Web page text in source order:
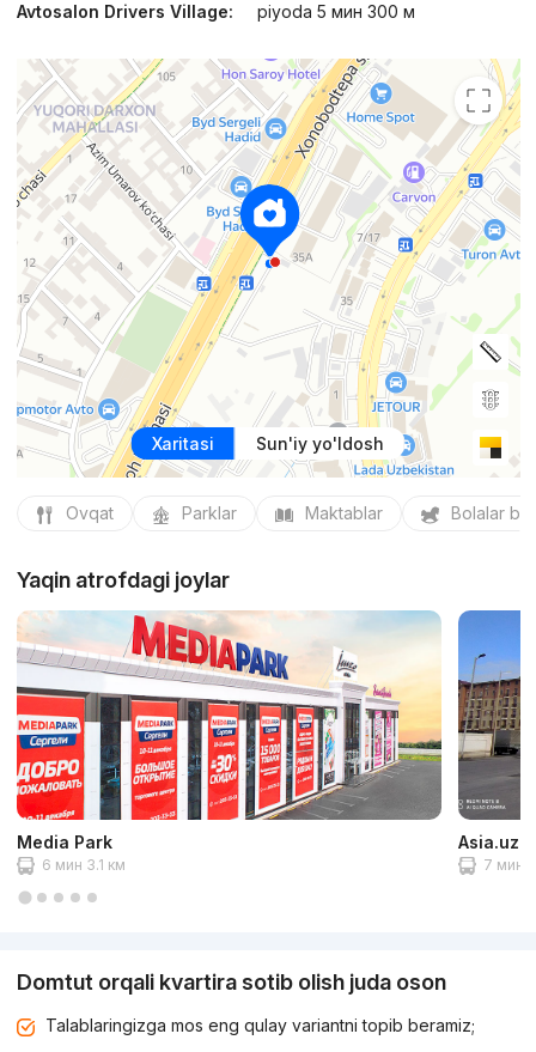
Avtosalon Drivers Village:
piyoda 5 мин 300 м
Xaritasi Sun'iy yo'ldosh
Ovqat Parklar Maktablar Bolalar
Yaqin atrofdagi joylar
Media Park
6 мин 3.1 км
Asia.uz
7 мин
Domtut orqali kvartira sotib olish juda oson
Talablaringizga mos eng qulay variantni topib beramiz;